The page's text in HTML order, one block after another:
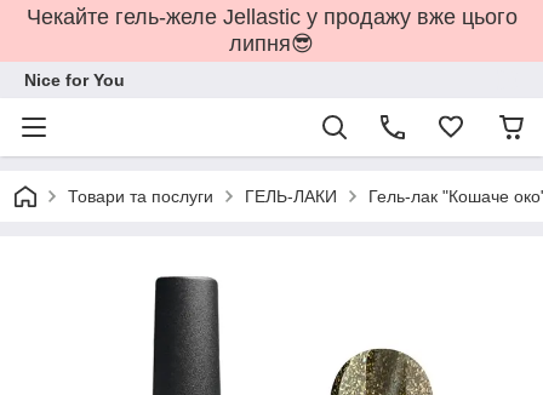
Чекайте гель-желе Jellastic у продажу вже цього
липня😎
Nice for You
Товари та послуги ГЕЛЬ-ЛАКИ Гель-лак "Кошаче